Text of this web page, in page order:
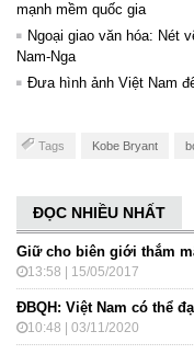
mạnh mềm quốc gia
Ngoại giao văn hóa: Nét
Nam-Nga
Đưa hình ảnh Việt Nam
Tags Kobe Bryant
ĐỌC NHIỀU NHẤT
Giữ cho biên giới thắm
13:58 | 15/05/2017
ĐBQH: Việt Nam có thể
10:48 | 03/11/2020